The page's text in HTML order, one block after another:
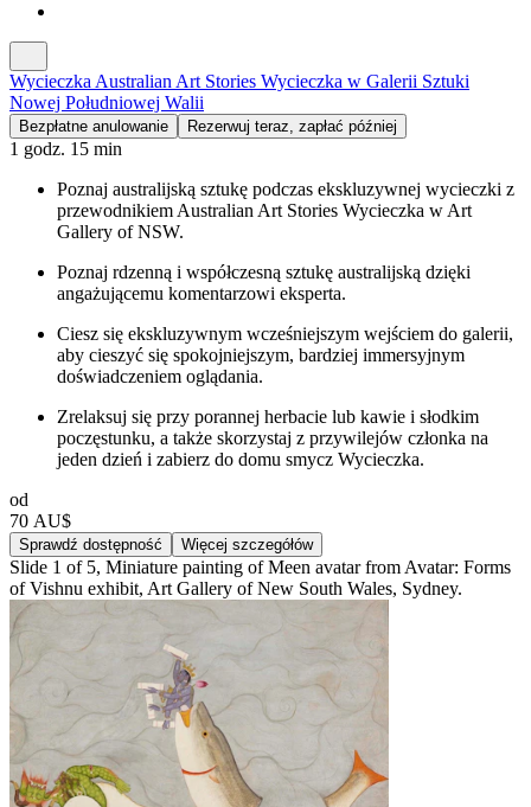
Wycieczka Australian Art Stories Wycieczka w Galerii Sztuki
Nowej Południowej Walii
Bezpłatne anulowanie Rezerwuj teraz, zapłać później
1 godz. 15 min
Poznaj australijską sztukę podczas ekskluzywnej wycieczki z
przewodnikiem Australian Art Stories Wycieczka w Art
Gallery of NSW.
Poznaj rdzenną i współczesną sztukę australijską dzięki
angażującemu komentarzowi eksperta.
Ciesz się ekskluzywnym wcześniejszym wejściem do galerii,
aby cieszyć się spokojniejszym, bardziej immersyjnym
doświadczeniem oglądania.
Zrelaksuj się przy porannej herbacie lub kawie i słodkim
poczęstunku, a także skorzystaj z przywilejów członka na
jeden dzień i zabierz do domu smycz Wycieczka.
od
70 AU$
Sprawdź dostępność Więcej szczegółów
Slide 1 of 5, Miniature painting of Meen avatar from Avatar: Forms
of Vishnu exhibit, Art Gallery of New South Wales, Sydney.